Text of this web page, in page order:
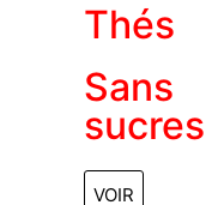
Thés
Sans
sucres
VOIR